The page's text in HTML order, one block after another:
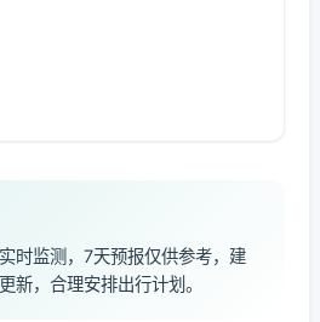
时监测，7天预报仅供参考，建
新，合理安排出行计划。